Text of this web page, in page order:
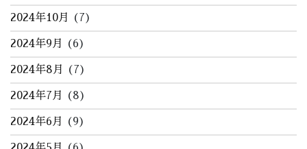
2024年10月 (7)
2024年9月 (6)
2024年8月 (7)
2024年7月 (8)
2024年6月 (9)